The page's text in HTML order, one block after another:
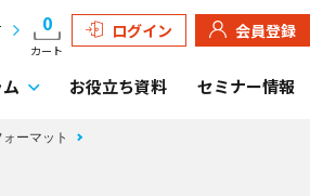
0
カート
ログイン 会員登録
お役立ち資料 セミナー情報
ーマット